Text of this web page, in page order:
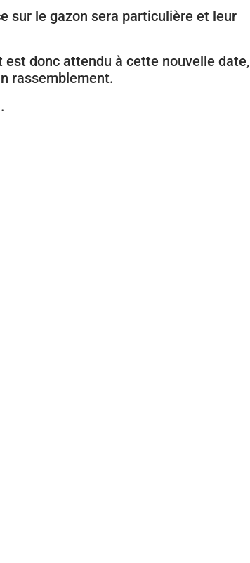
sur le gazon sera particulière et leur
est donc attendu à cette nouvelle date,
rassemblement.